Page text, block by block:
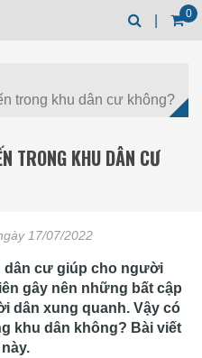
0
trong khu dân cư không?
TRONG KHU DÂN CƯ
17/07/2022
dân cư giúp cho người
gây nên những bất cập
dân xung quanh. Vậy có
khu dân không? Bài viết